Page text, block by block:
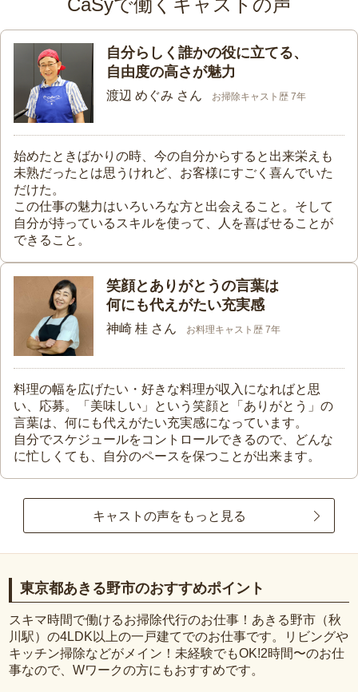
CaSyで働くキャストの声
自分らしく誰かの役に立てる、
自由度の高さが魅力
渡辺 めぐみ さん お掃除キャスト歴 7年
始めたときばかりの時、今の自分からすると出来栄えも
未熟だったとは思うけれど、お客様にすごく喜んでいた
だけた。
この仕事の魅力はいろいろな方と出会えること。そして
自分が持っているスキルを使って、人を喜ばせることが
できること。
笑顔とありがとうの言葉は
何にも代えがたい充実感
神崎 桂 さん お料理キャスト歴 7年
料理の幅を広げたい・好きな料理が収入になればと思
い、応募。「美味しい」という笑顔と「ありがとう」の
言葉は、何にも代えがたい充実感になっています。
自分でスケジュールをコントロールできるので、どんな
に忙しくても、自分のペースを保つことが出来ます。
キャストの声をもっと見る
東京都あきる野市のおすすめポイント
スキマ時間で働けるお掃除代行のお仕事！あきる野市（秋
川駅）の4LDK以上の一戸建てでのお仕事です。リビングや
キッチン掃除などがメイン！未経験でもOK!2時間〜のお仕
事なので、Wワークの方にもおすすめです。